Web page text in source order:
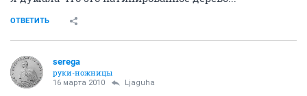
ОТВЕТИТЬ
serega
руки-ножницы
16 марта 2010 Ljaguha